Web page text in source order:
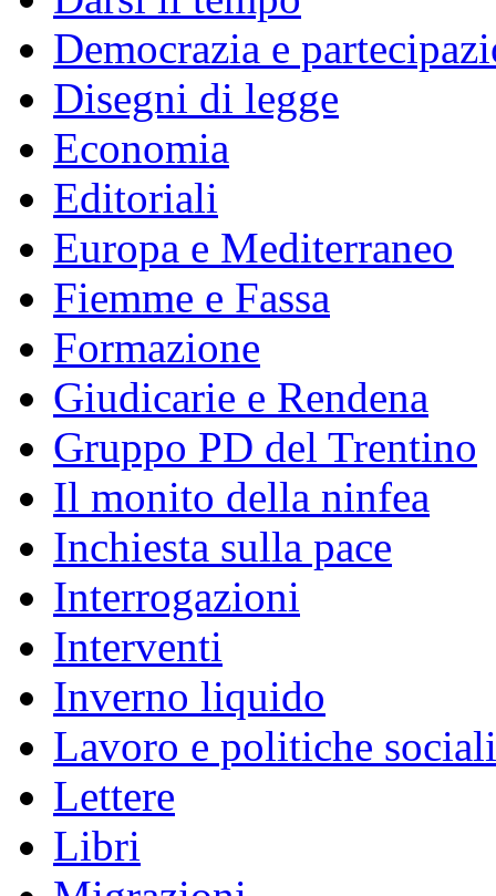
Democrazia e
Disegni di legge
Economia
Editoriali
Europa e Mediterraneo
Fiemme e Fassa
Formazione
Giudicarie e Rendena
Gruppo PD del Trentino
Il monito della ninfea
Inchiesta sulla pace
Interrogazioni
Interventi
Inverno liquido
Lavoro e politiche sociali
Lettere
Libri